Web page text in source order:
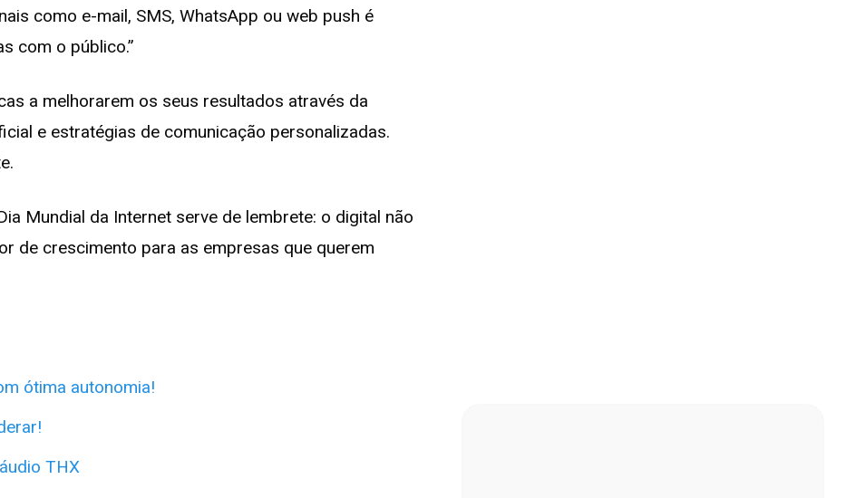
como e-mail, SMS, WhatsApp ou web push é
com o público.”
a melhorarem os seus resultados através da
e estratégias de comunicação personalizadas.
Mundial da Internet serve de lembrete: o digital não
de crescimento para as empresas que querem
ótima autonomia!
THX